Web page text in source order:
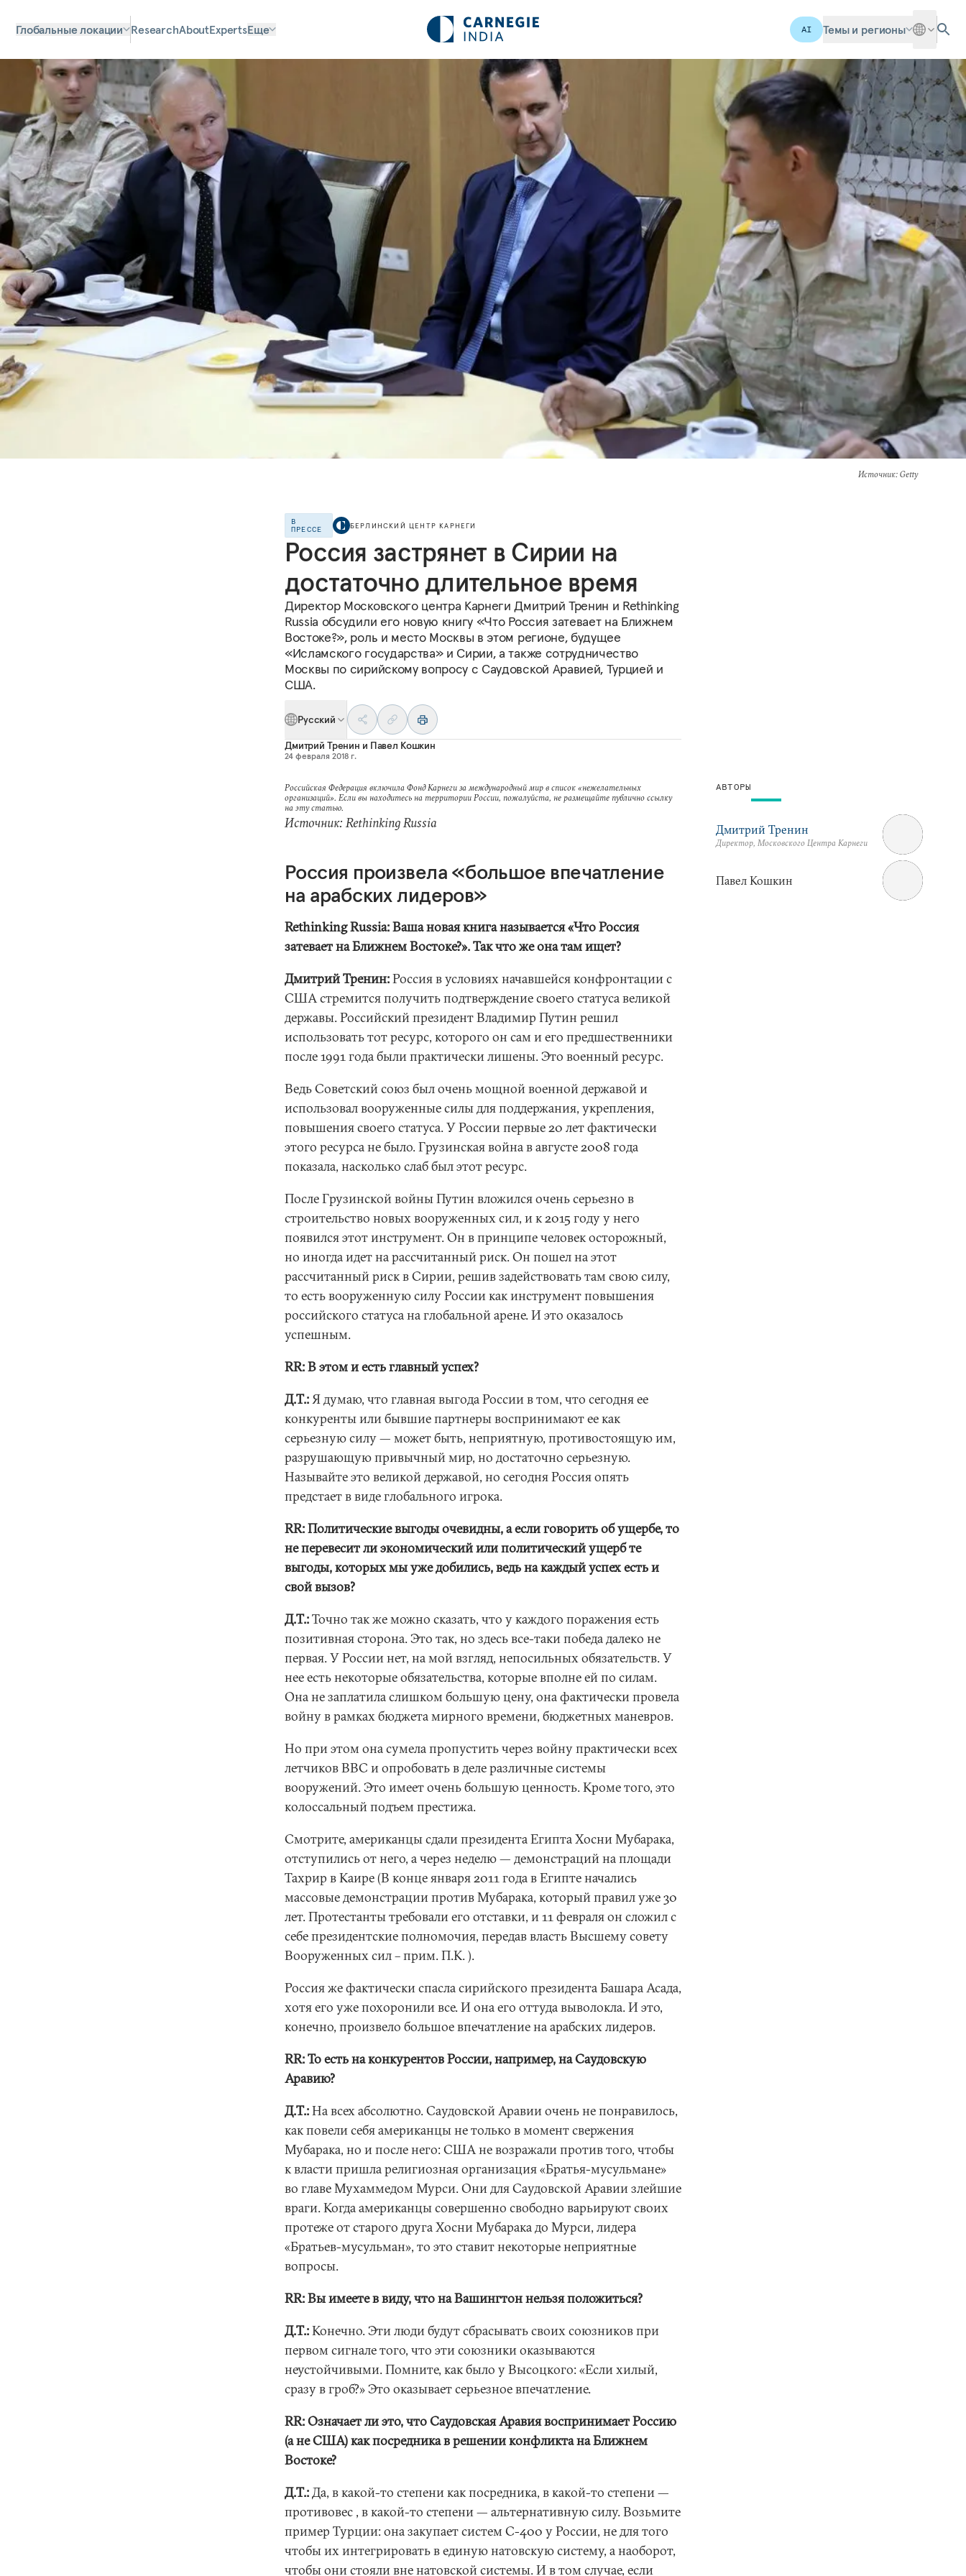
Глобальные локации ResearchAboutExpertsЕще AI Темы и регионы
Источник: Getty
В
ПРЕССЕ
БЕРЛИНСКИЙ ЦЕНТР КАРНЕГИ
Россия застрянет в Сирии на
достаточно длительное время
Директор Московского центра Карнеги Дмитрий Тренин и Rethinking
Russia обсудили его новую книгу «Что Россия затевает на Ближнем
Востоке?», роль и место Москвы в этом регионе, будущее
«Исламского государства» и Сирии, а также сотрудничество
Москвы по сирийскому вопросу с Саудовской Аравией, Турцией и
США.
Русский
Дмитрий Тренин и Павел Кошкин
24 февраля 2018 г.
Российская Федерация включила Фонд Карнеги за международный мир в список «нежелательных
организаций». Если вы находитесь на территории России, пожалуйста, не размещайте публично ссылку
на эту статью.
Источник: Rethinking Russia
Россия произвела «большое впечатление
на арабских лидеров»
Rethinking Russia: Ваша новая книга называется «Что Россия
затевает на Ближнем Востоке?». Так что же она там ищет?
Дмитрий Тренин:Россия в условиях начавшейся конфронтации с
США стремится получить подтверждение своего статуса великой
державы. Российский президент Владимир Путин решил
использовать тот ресурс, которого он сам и его предшественники
после 1991 года были практически лишены. Это военный ресурс.
Ведь Советский союз был очень мощной военной державой и
использовал вооруженные силы для поддержания, укрепления,
повышения своего статуса. У России первые 20 лет фактически
этого ресурса не было. Грузинская война в августе 2008 года
показала, насколько слаб был этот ресурс.
После Грузинской войны Путин вложился очень серьезно в
строительство новых вооруженных сил, и к 2015 году у него
появился этот инструмент. Он в принципе человек осторожный,
но иногда идет на рассчитанный риск. Он пошел на этот
рассчитанный риск в Сирии, решив задействовать там свою силу,
то есть вооруженную силу России как инструмент повышения
российского статуса на глобальной арене. И это оказалось
успешным.
RR: В этом и есть главный успех?
Д.Т.:Я думаю, что главная выгода России в том, что сегодня ее
конкуренты или бывшие партнеры воспринимают ее как
серьезную силу — может быть, неприятную, противостоящую им,
разрушающую привычный мир, но достаточно серьезную.
Называйте это великой державой, но сегодня Россия опять
предстает в виде глобального игрока.
RR: Политические выгоды очевидны, а если говорить об ущербе, то
не перевесит ли экономический или политический ущерб те
выгоды, которых мы уже добились, ведь на каждый успех есть и
свой вызов?
Д.Т.:Точно так же можно сказать, что у каждого поражения есть
позитивная сторона. Это так, но здесь все-таки победа далеко не
первая. У России нет, на мой взгляд, непосильных обязательств. У
нее есть некоторые обязательства, которые вполне ей по силам.
Она не заплатила слишком большую цену, она фактически провела
войну в рамках бюджета мирного времени, бюджетных маневров.
Но при этом она сумела пропустить через войну практически всех
летчиков ВВС и опробовать в деле различные системы
вооружений. Это имеет очень большую ценность. Кроме того, это
колоссальный подъем престижа.
Смотрите, американцы сдали президента Египта Хосни Мубарака,
отступились от него, а через неделю — демонстраций на площади
Тахрир в Каире (В конце января 2011 года в Египте начались
массовые демонстрации против Мубарака, который правил уже 30
лет. Протестанты требовали его отставки, и 11 февраля он сложил с
себе президентские полномочия, передав власть Высшему совету
Вооруженных сил – прим. П.К. ).
Россия же фактически спасла сирийского президента Башара Асада,
хотя его уже похоронили все. И она его оттуда выволокла. И это,
конечно, произвело большое впечатление на арабских лидеров.
RR: То есть на конкурентов России, например, на Саудовскую
Аравию?
Д.Т.:На всех абсолютно. Саудовской Аравии очень не понравилось,
как повели себя американцы не только в момент свержения
Мубарака, но и после него: США не возражали против того, чтобы
к власти пришла религиозная организация «Братья-мусульмане»
во главе Мухаммедом Мурси. Они для Саудовской Аравии злейшие
враги. Когда американцы совершенно свободно варьируют своих
протеже от старого друга Хосни Мубарака до Мурси, лидера
«Братьев-мусульман», то это ставит некоторые неприятные
вопросы.
RR: Вы имеете в виду, что на Вашингтон нельзя положиться?
Д.Т.:Конечно. Эти люди будут сбрасывать своих союзников при
первом сигнале того, что эти союзники оказываются
неустойчивыми. Помните, как было у Высоцкого: «Если хилый,
сразу в гроб?» Это оказывает серьезное впечатление.
RR: Означает ли это, что Саудовская Аравия воспринимает Россию
(а не США) как посредника в решении конфликта на Ближнем
Востоке?
Д.Т.:Да, в какой-то степени как посредника, в какой-то степени —
противовес , в какой-то степени — альтернативную силу. Возьмите
пример Турции: она закупает систем С-400 у России, не для того
чтобы их интегрировать в единую натовскую систему, а наоборот,
чтобы они стояли вне натовской системы. И в том случае, если
АВТОРЫ
Дмитрий Тренин
Директор, Московского Центра Карнеги
Павел Кошкин